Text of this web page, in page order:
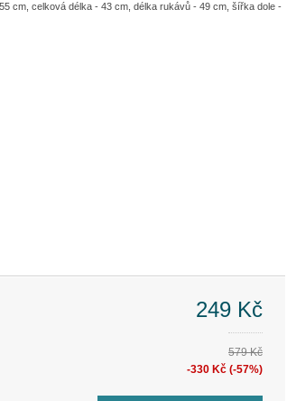
cm, celková délka - 43 cm, délka rukávů - 49 cm, šířka dole -
249 Kč
579 Kč
-330 Kč (-57%)